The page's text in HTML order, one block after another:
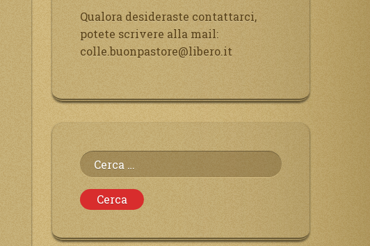
Qualora desideraste contattarci,
potete scrivere alla mail:
colle.buonpastore@libero.it
Ricerca
per: